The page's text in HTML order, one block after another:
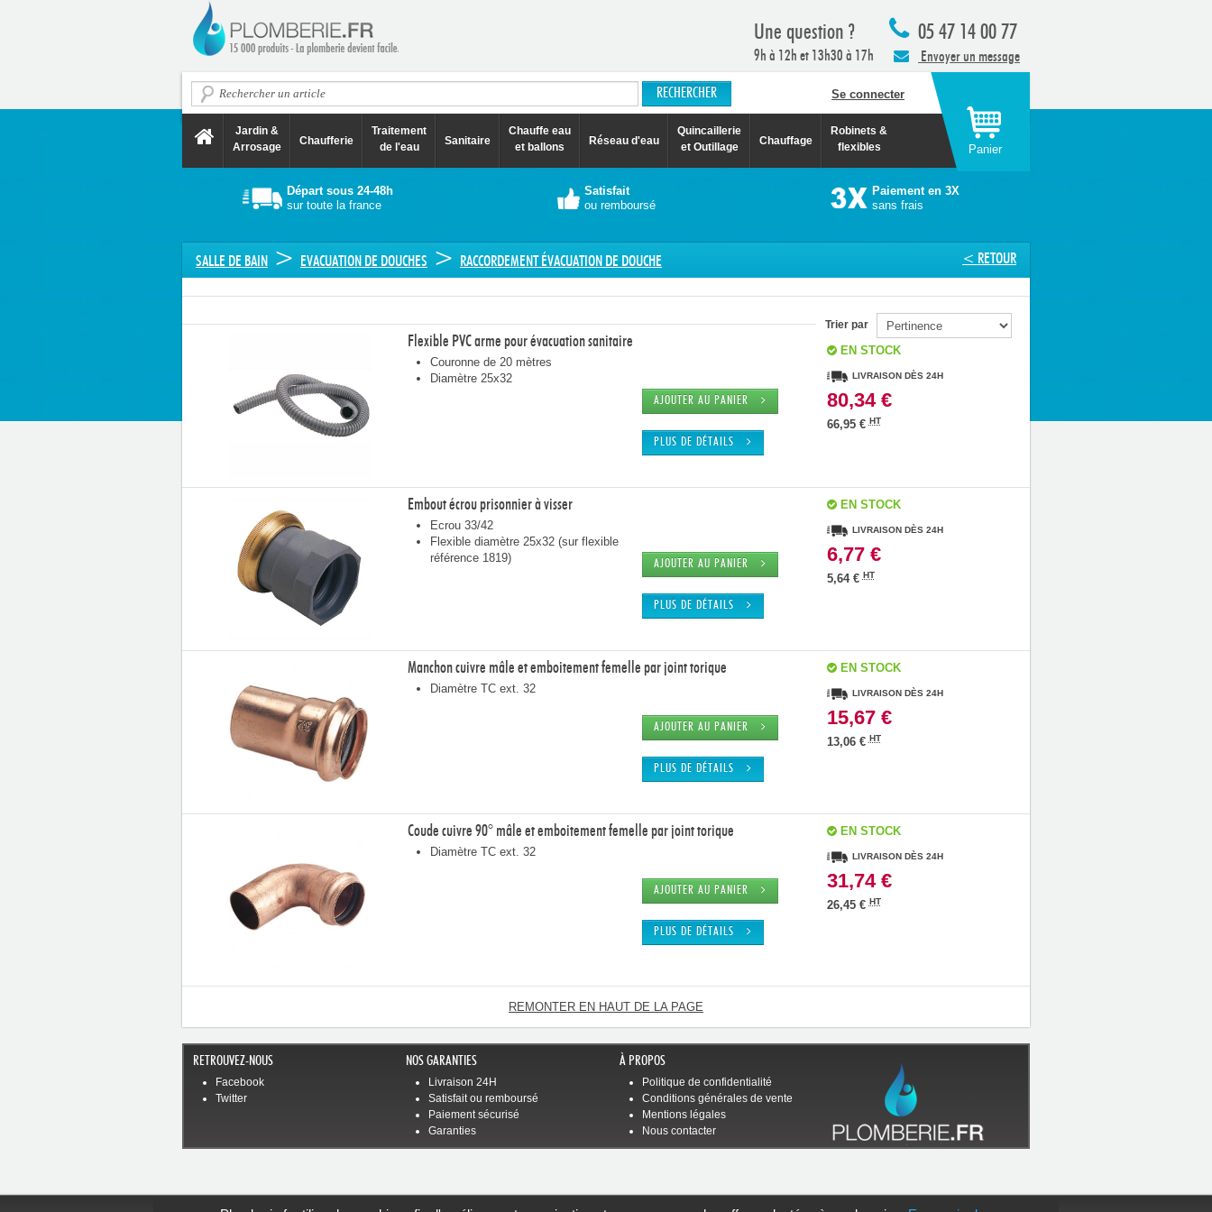
05 47 14 00 77
Envoyer un message
Une question ?
9h à 12h et 13h30 à 17h
Se connecter
Jardin &
Arrosage
Chaufferie
Traitement
de l'eau
Sanitaire
Chauffe eau
et ballons
Réseau d'eau
Quincaillerie
et Outillage
Chauffage
Robinets &
flexibles
Panier
Départ sous 24-48h
sur toute la france
Satisfait
ou remboursé
Paiement en 3X
sans frais
< RETOUR
SALLE DE BAIN > EVACUATION DE DOUCHES > RACCORDEMENT ÉVACUATION DE DOUCHE
Trier par
Flexible PVC arme pour évacuation sanitaire
Couronne de 20 mètres
Diamètre 25x32
AJOUTER AU PANIER
PLUS DE DÉTAILS
EN STOCK
LIVRAISON DÈS 24H
80,34 €
66,95 €HT
Embout écrou prisonnier à visser
Ecrou 33/42
Flexible diamètre 25x32 (sur flexible
référence 1819)
AJOUTER AU PANIER
PLUS DE DÉTAILS
EN STOCK
LIVRAISON DÈS 24H
6,77 €
5,64 €HT
Manchon cuivre mâle et emboitement femelle par joint torique
Diamètre TC ext. 32
AJOUTER AU PANIER
PLUS DE DÉTAILS
EN STOCK
LIVRAISON DÈS 24H
15,67 €
13,06 €HT
Coude cuivre 90° mâle et emboitement femelle par joint torique
Diamètre TC ext. 32
AJOUTER AU PANIER
PLUS DE DÉTAILS
EN STOCK
LIVRAISON DÈS 24H
31,74 €
26,45 €HT
REMONTER EN HAUT DE LA PAGE
RETROUVEZ-NOUS
Facebook
Twitter
NOS GARANTIES
Livraison 24H
Satisfait ou remboursé
Paiement sécurisé
Garanties
À PROPOS
Politique de confidentialité
Conditions générales de vente
Mentions légales
Nous contacter